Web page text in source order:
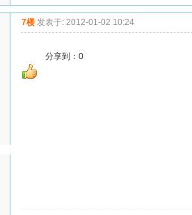
7楼 发表于: 2012-01-02 10:24
分享到： 0